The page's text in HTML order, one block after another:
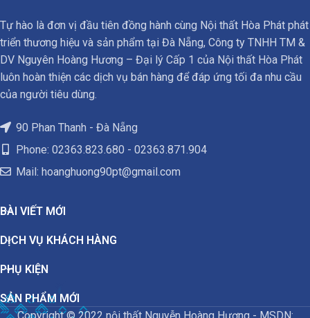
Tự hào là đơn vị đầu tiên đồng hành cùng Nội thất Hòa Phát phát
triển thương hiệu và sản phẩm tại Đà Nẵng, Công ty TNHH TM &
DV Nguyên Hoàng Hương – Đại lý Cấp 1 của Nội thất Hòa Phát
luôn hoàn thiện các dịch vụ bán hàng để đáp ứng tối đa nhu cầu
của người tiêu dùng.
90 Phan Thanh - Đà Nẵng
Phone: 02363.823.680 - 02363.871.904
Mail: hoanghuong90pt@gmail.com
BÀI VIẾT MỚI
DỊCH VỤ KHÁCH HÀNG
PHỤ KIỆN
SẢN PHẨM MỚI